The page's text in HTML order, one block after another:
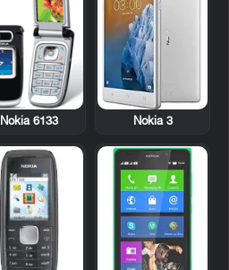
Nokia 3
Nokia 6133